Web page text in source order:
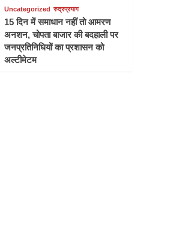
Uncategorized रुद्रप्रयाग
15 दिन में समाधान नहीं तो आमरण
अनशन, चोपता बाजार की बदहाली पर
जनप्रतिनिधियों का प्रशासन को
अल्टीमेटम